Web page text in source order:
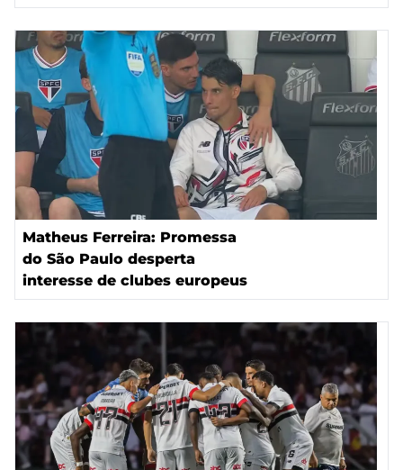
Matheus Ferreira: Promessa
do São Paulo desperta
interesse de clubes europeus